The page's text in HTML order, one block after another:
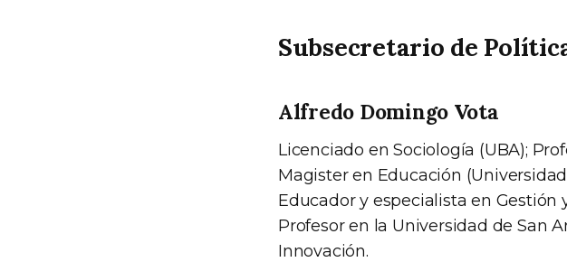
Subsecretario de
Alfredo Domingo Vota
Licenciado en Sociología (UBA);
Magister en Educación
Educador y especialista en Gestión
Profesor en la Universidad de San
Innovación.